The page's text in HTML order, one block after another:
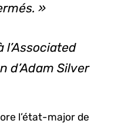
»
l’Associated
d’Adam Silver
l’état-major de